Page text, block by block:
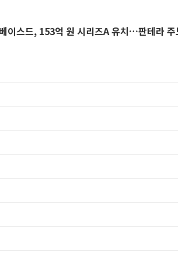
이스드, 153억 원 시리즈A 유치…판테라 주